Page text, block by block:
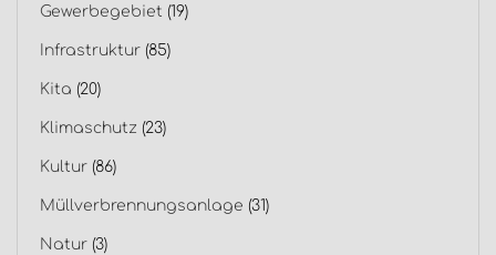
Gewerbegebiet (19)
Infrastruktur (85)
Kita (20)
Klimaschutz (23)
Kultur (86)
Müllverbrennungsanlage (31)
Natur (3)